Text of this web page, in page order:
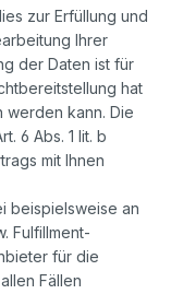
zur Erfüllung und
Ihrer
der Daten ist für
hat
werden kann. Die
6 Abs. 1 lit. b
mit Ihnen
beispielsweise an
Fulfillment-
für die
Fällen